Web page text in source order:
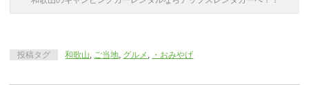
投稿タグ 和歌山, ご当地, グルメ , ・おみやげ